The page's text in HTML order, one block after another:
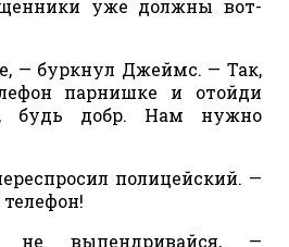
уже должны вот-
— буркнул Джеймс. — Так,
парнишке и отойди
будь добр. Нам нужно
полицейский. —
выпендривайся, —